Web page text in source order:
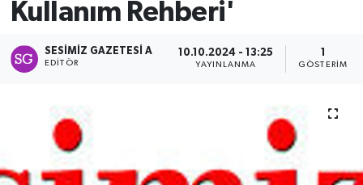
Kullanım Rehberi'
SESIMIZ GAZETESI A
EDITÖR
10.10.2024 - 13:25
YAYINLANMA GÖSTERIM
Gündem
Magazin
Sağlık
Spor
Süper Lig Puan Durumu ve Fikstür
Tüm Manşetler
Haber Arşivi